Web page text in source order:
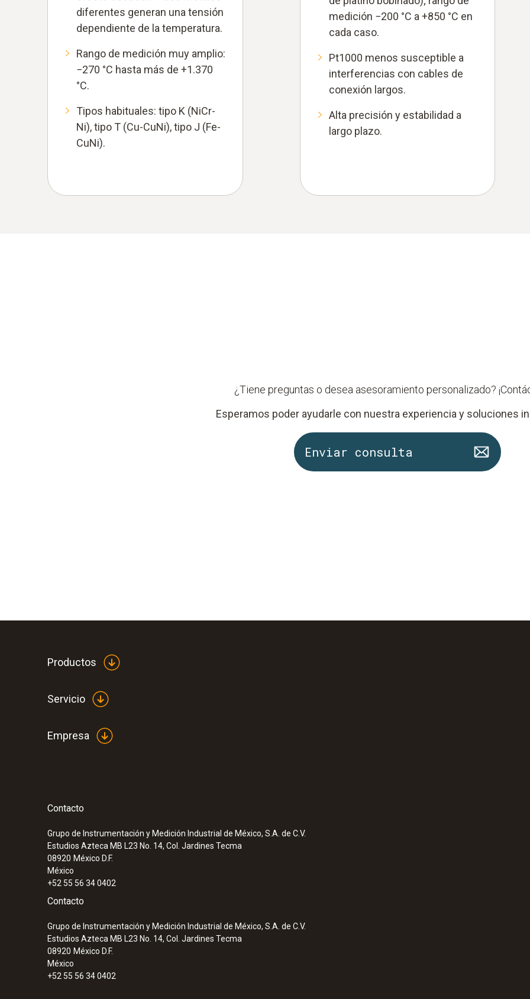
diferentes generan una tensión
dependiente de la temperatura.
Rango de medición muy amplio:
−270 °C hasta más de +1.370
°C.
Tipos habituales: tipo K (NiCr-
Ni), tipo T (Cu-CuNi), tipo J (Fe-
CuNi).
medición −200 °C a +850 °C en
cada caso.
Pt1000 menos susceptible a
interferencias con cables de
conexión largos.
Alta precisión y estabilidad a
largo plazo.
¿Tiene preguntas o desea asesoramiento personalizado?
Esperamos poder ayudarle con nuestra experiencia y soluciones
Enviar consulta
Productos
Servicio
Empresa
Contacto
Grupo de Instrumentación y Medición Industrial de México, S.A. de C.V.
Estudios Azteca MB L23 No. 14, Col. Jardines Tecma
08920 México D.F.
México
+52 55 56 34 0402
Contacto
Grupo de Instrumentación y Medición Industrial de México, S.A. de C.V.
Estudios Azteca MB L23 No. 14, Col. Jardines Tecma
08920 México D.F.
México
+52 55 56 34 0402